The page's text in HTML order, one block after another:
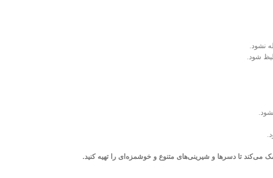
نشود.
شود.
می‌کند تا دسرها و شیرینی‌های متنوع و خوشمزه‌ای را تهیه کنید.